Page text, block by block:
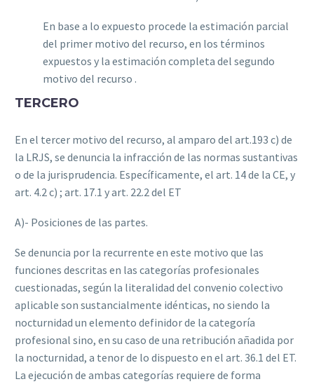
En base a lo expuesto procede la estimación parcial
del primer motivo del recurso, en los términos
expuestos y la estimación completa del segundo
motivo del recurso .
TERCERO
En el tercer motivo del recurso, al amparo del art.193 c) de
la LRJS, se denuncia la infracción de las normas sustantivas
o de la jurisprudencia. Específ‌icamente, el art. 14de la CE, y
art. 4.2c) ; art. 17.1 yart. 22.2del ET
A)- Posiciones de las partes.
Se denuncia por la recurrente en este motivo que las
funciones descritas en las categorías profesionales
cuestionadas, según la literalidad del convenio colectivo
aplicable son sustancialmente idénticas, no siendo la
nocturnidad un elemento def‌inidor de la categoría
profesional sino, en su caso de una retribución añadida por
la nocturnidad, a tenor de lo dispuesto en el art. 36.1 del ET.
La ejecución de ambas categorías requiere de forma